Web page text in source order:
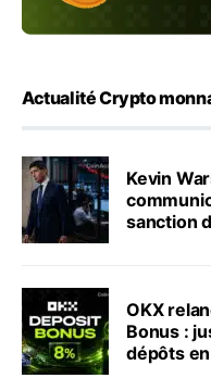
Actualité Crypto
Kevin
sanction
OKX
Bonus :
dépôts